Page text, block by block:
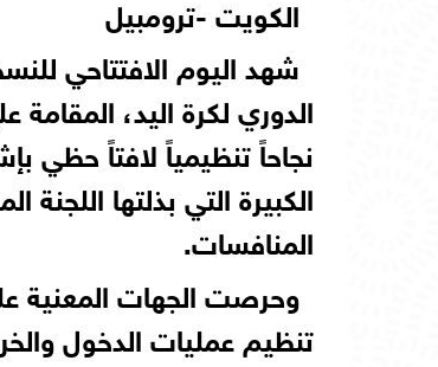
الكويت -ترومبيل
شهد اليوم الافتتاحي
الدوري لكرة اليد،
نجاحاً تنظيمياً لافتاً حظي
الكبيرة التي بذلتها اللجنة
المنافسات.
وحرصت الجهات المعنية
تنظيم عمليات الدخول